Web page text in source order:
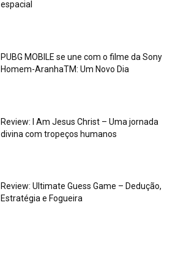
espacial
PUBG MOBILE se une com o filme da Sony
Homem-AranhaTM: Um Novo Dia
Review: I Am Jesus Christ – Uma jornada
divina com tropeços humanos
Review: Ultimate Guess Game – Dedução,
Estratégia e Fogueira